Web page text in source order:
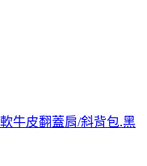
牛皮翻蓋肩/斜背包.黑